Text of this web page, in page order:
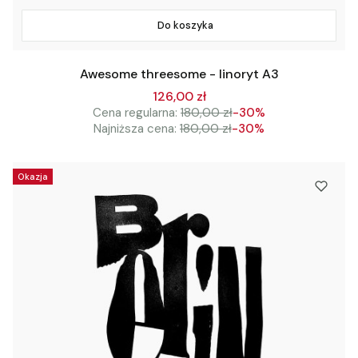
Do koszyka
Awesome threesome - linoryt A3
126,00 zł
Cena regularna: 180,00 zł-30%
Najniższa cena: 180,00 zł-30%
Okazja